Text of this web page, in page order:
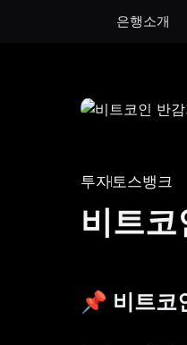
은행소개
토스뱅크
게임 저금
투자 토스뱅크
비트
📌 비트코